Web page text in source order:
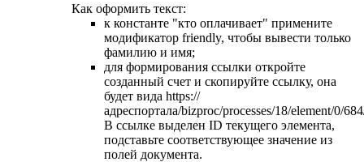
Как оформить текст:
к константе "кто оплачивает" примените
модификатор friendly, чтобы вывести только
фамилию и имя;
для формирования ссылки откройте
созданный счет и скопируйте ссылку, она
будет вида https://
адреспортала/bizproc/processes/18/element/0/
В ссылке выделен ID текущего элемента,
подставьте соответствующее значение из
полей документа.